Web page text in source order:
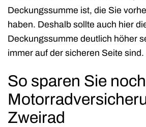
Deckungssumme ist, die Sie
haben. Deshalb sollte auch hier
Deckungssumme deutlich höher
immer auf der sicheren Seite sind.
So sparen Sie
Zweirad